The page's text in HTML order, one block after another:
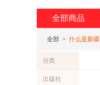
全部商品
全部 > 什么是新疆
分类
出版社